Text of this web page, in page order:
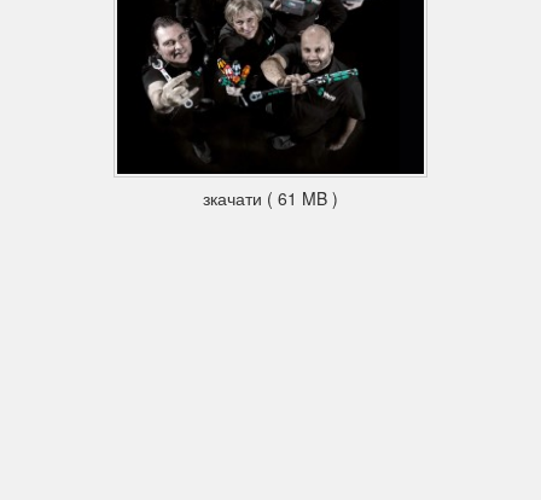
Інструменти з нержавіючої сталі від компанії Wera
загартовані в льоді під вакуумом і володіють необхідними
значеннями твердості і міцності. Промислове застосування
дозволено без будь-яких обмежень.
Вузько сфокусований промінь лазера створює структуру
поверхні з гострими крайками. Твердість профілю після
обробки лазером становить до 1000 HV. Наконечник Wera
зкачати ( 61 MB )